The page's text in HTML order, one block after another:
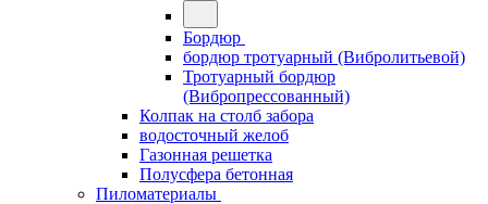
Бордюр
бордюр тротуарный (Вибролитьевой)
Тротуарный бордюр
(Вибропрессованный)
Колпак на столб забора
водосточный желоб
Газонная решетка
Полусфера бетонная
Пиломатериалы